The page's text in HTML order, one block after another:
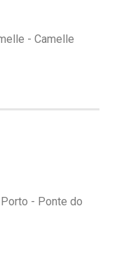
- Camelle
- Ponte do